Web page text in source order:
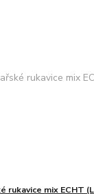
rukavice mix ECHT